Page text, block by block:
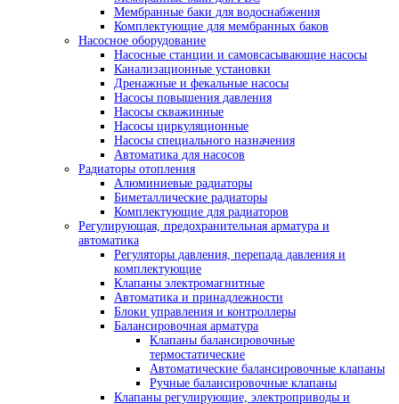
Мембранные баки для водоснабжения
Комплектующие для мембранных баков
Насосное оборудование
Насосные станции и самовсасывающие насосы
Канализационные установки
Дренажные и фекальные насосы
Насосы повышения давления
Насосы скважинные
Насосы циркуляционные
Насосы специального назначения
Автоматика для насосов
Радиаторы отопления
Алюминиевые радиаторы
Биметаллические радиаторы
Комплектующие для радиаторов
Регулирующая, предохранительная арматура и
автоматика
Регуляторы давления, перепада давления и
комплектующие
Клапаны электромагнитные
Автоматика и принадлежности
Блоки управления и контроллеры
Балансировочная арматура
Клапаны балансировочные
термостатические
Автоматические балансировочные клапаны
Ручные балансировочные клапаны
Клапаны регулирующие, электроприводы и